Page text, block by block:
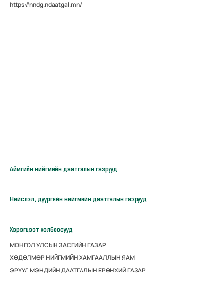
https://nndg.ndaatgal.mn/
Аймгийн нийгмийн даатгалын газрууд
Нийслэл, дүүргийн нийгмийн даатгалын газрууд
Хэрэгцээт холбоосууд
МОНГОЛ УЛСЫН ЗАСГИЙН ГАЗАР
ХӨДӨЛМӨР НИЙГМИЙН ХАМГААЛЛЫН ЯАМ
ЭРҮҮЛ МЭНДИЙН ДААТГАЛЫН ЕРӨНХИЙ ГАЗАР